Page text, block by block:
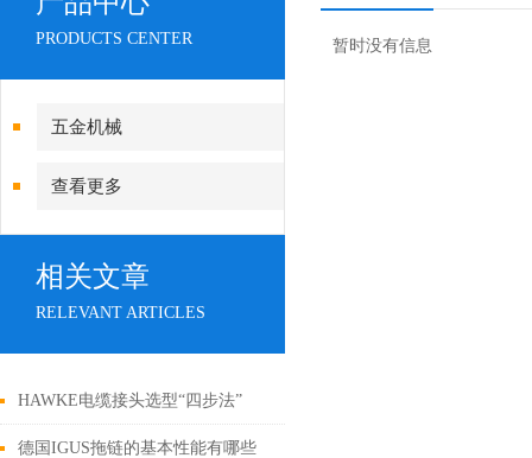
PRODUCTS CENTER
五金机械
查看更多
相关文章
RELEVANT ARTICLES
HAWKE电缆接头选型“四步法”
德国IGUS拖链的基本性能有哪些
暂时没有信息